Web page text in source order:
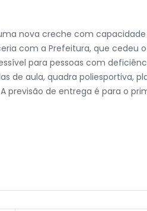
nova creche com
com a Prefeitura, que cedeu
para pessoas com
de aula, quadra poliesportiva,
previsão de entrega é para o